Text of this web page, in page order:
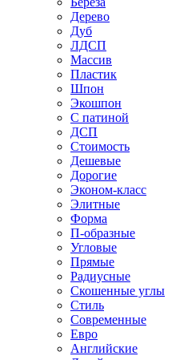
Дерево
Дуб
ЛДСП
Массив
Пластик
Шпон
Экошпон
С патиной
ДСП
Стоимость
Дешевые
Дорогие
Эконом-класс
Элитные
Форма
П-образные
Угловые
Прямые
Радиусные
Скошенные углы
Стиль
Современные
Евро
Английские